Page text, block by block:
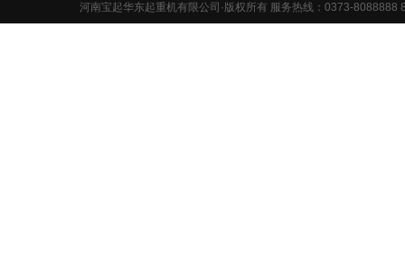
河南宝起华东起重机有限公司·版权所有 服务热线：0373-8088888